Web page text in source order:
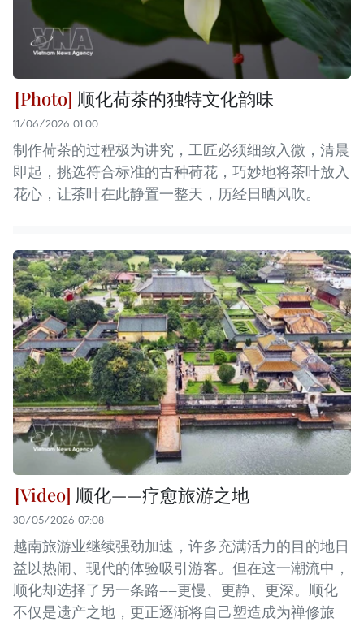
顺化荷茶的独特文化韵味
11/06/2026 01:00
制作荷茶的过程极为讲究，工匠必须细致入微，清晨
即起，挑选符合标准的古种荷花，巧妙地将茶叶放入
花心，让茶叶在此静置一整天，历经日晒风吹。
顺化——疗愈旅游之地
30/05/2026 07:08
越南旅游业继续强劲加速，许多充满活力的目的地日
益以热闹、现代的体验吸引游客。但在这一潮流中，
顺化却选择了另一条路——更慢、更静、更深。顺化
不仅是遗产之地，更正逐渐将自己塑造成为禅修旅